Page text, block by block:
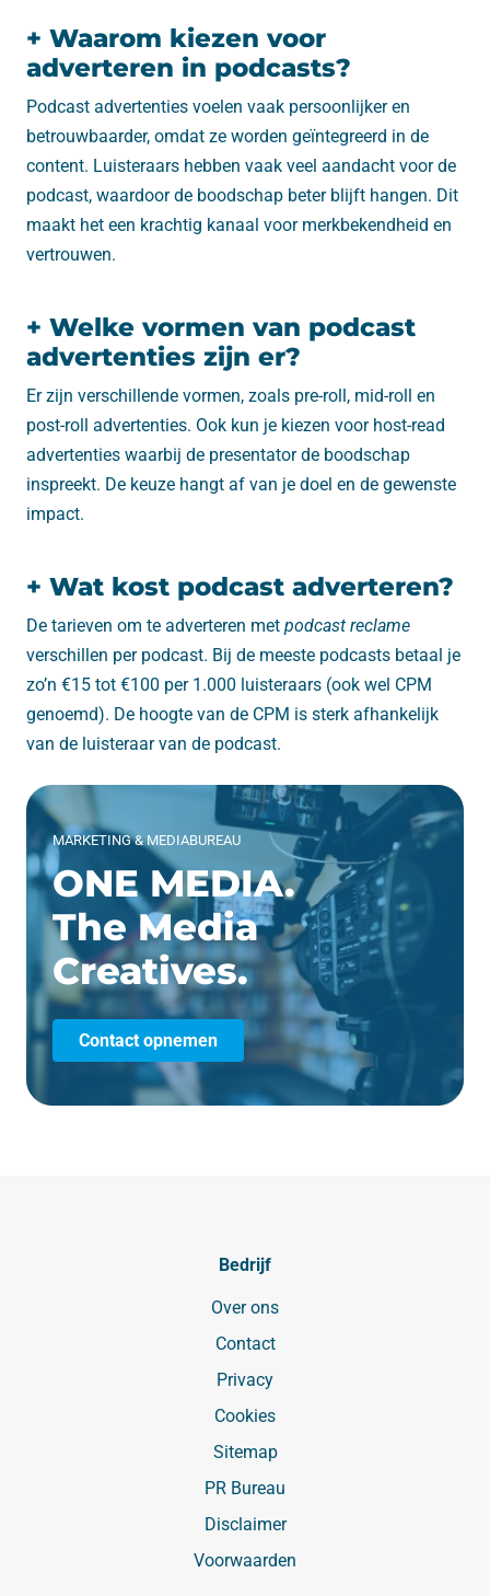
+ Waarom kiezen voor
adverteren in podcasts?
Podcast advertenties voelen vaak persoonlijker en
betrouwbaarder, omdat ze worden geïntegreerd in de
content. Luisteraars hebben vaak veel aandacht voor de
podcast, waardoor de boodschap beter blijft hangen. Dit
maakt het een krachtig kanaal voor merkbekendheid en
vertrouwen.
+ Welke vormen van podcast
advertenties zijn er?
Er zijn verschillende vormen, zoals pre-roll, mid-roll en
post-roll advertenties. Ook kun je kiezen voor host-read
advertenties waarbij de presentator de boodschap
inspreekt. De keuze hangt af van je doel en de gewenste
impact.
+ Wat kost podcast adverteren?
De tarieven om te adverteren met podcast reclame
verschillen per podcast. Bij de meeste podcasts betaal je
zo’n €15 tot €100 per 1.000 luisteraars (ook wel CPM
genoemd). De hoogte van de CPM is sterk afhankelijk
van de luisteraar van de podcast.
MARKETING & MEDIABUREAU
ONE MEDIA.
The Media
Creatives.
Contact opnemen
Bedrijf
Over ons
Contact
Privacy
Cookies
Sitemap
PR Bureau
Disclaimer
Voorwaarden